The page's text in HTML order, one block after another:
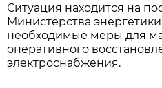
Ситуация находится на
Министерства
необходимые меры для
оперативного
электроснабжения.